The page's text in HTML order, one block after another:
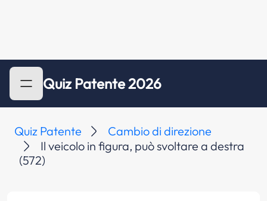
Quiz Patente 2026
Quiz Patente
Cambio di direzione
Il veicolo in figura, può svoltare a destra
(572)